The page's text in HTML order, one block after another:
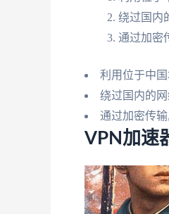
绕过国内
通过加密
利用位于中
绕过国内的
通过加密传输
VPN加速